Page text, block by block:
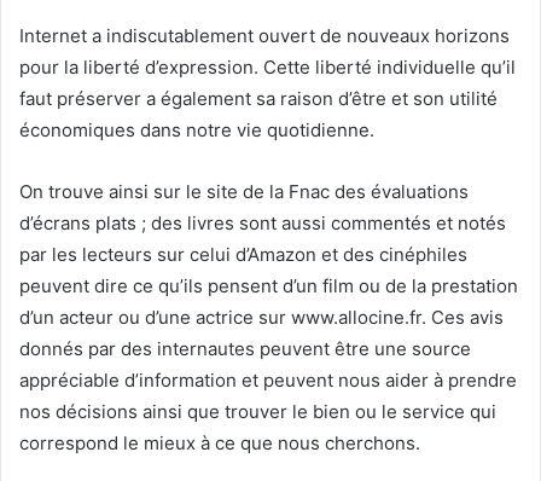
Internet a indiscutablement ouvert de nouveaux horizons
pour la liberté d’expression. Cette liberté individuelle qu’il
faut préserver a également sa raison d’être et son utilité
économiques dans notre vie quotidienne.
On trouve ainsi sur le site de la Fnac des évaluations
d’écrans plats ; des livres sont aussi commentés et notés
par les lecteurs sur celui d’Amazon et des cinéphiles
peuvent dire ce qu’ils pensent d’un film ou de la prestation
d’un acteur ou d’une actrice sur www.allocine.fr. Ces avis
donnés par des internautes peuvent être une source
appréciable d’information et peuvent nous aider à prendre
nos décisions ainsi que trouver le bien ou le service qui
correspond le mieux à ce que nous cherchons.